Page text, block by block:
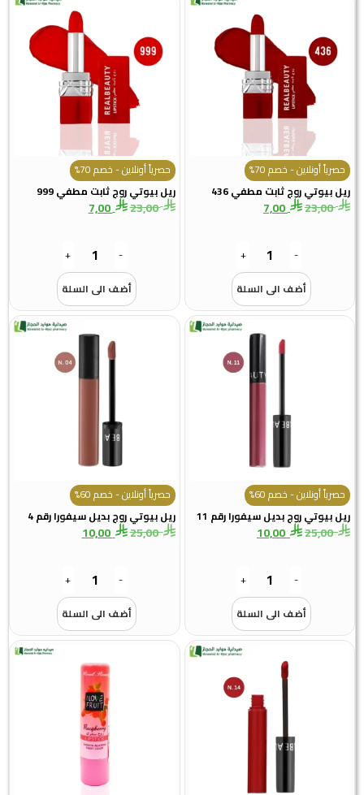
حصرياً أونلاين - خصم 70%
ريل بيوتي روج ثابت مطفي 436
23,00
7,00
-
+
أضف الى السلة
حصرياً أونلاين - خصم 70%
ريل بيوتي روج ثابت مطفي 999
23,00
7,00
-
+
أضف الى السلة
حصرياً أونلاين - خصم 60%
ريل بيوتي روج بديل سيفورا رقم 11
25,00
10,00
-
+
أضف الى السلة
حصرياً أونلاين - خصم 60%
ريل بيوتي روج بديل سيفورا رقم 4
25,00
10,00
-
+
أضف الى السلة